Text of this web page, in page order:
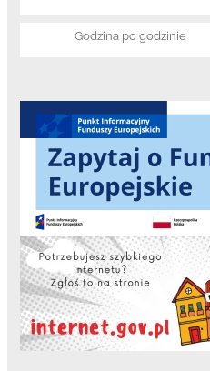
Godzina po godzinie